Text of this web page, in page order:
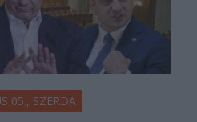
05., SZERDA